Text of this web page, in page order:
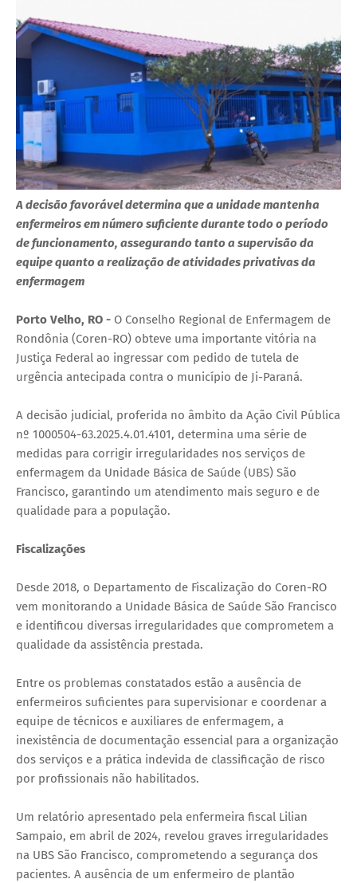
A decisão favorável determina que a unidade mantenha
enfermeiros em número suficiente durante todo o período
de funcionamento, assegurando tanto a supervisão da
equipe quanto a realização de atividades privativas da
enfermagem
Porto Velho, RO - O Conselho Regional de Enfermagem de
Rondônia (Coren-RO) obteve uma importante vitória na
Justiça Federal ao ingressar com pedido de tutela de
urgência antecipada contra o município de Ji-Paraná.
A decisão judicial, proferida no âmbito da Ação Civil Pública
nº 1000504-63.2025.4.01.4101, determina uma série de
medidas para corrigir irregularidades nos serviços de
enfermagem da Unidade Básica de Saúde (UBS) São
Francisco, garantindo um atendimento mais seguro e de
qualidade para a população.
Fiscalizações
Desde 2018, o Departamento de Fiscalização do Coren-RO
vem monitorando a Unidade Básica de Saúde São Francisco
e identificou diversas irregularidades que comprometem a
qualidade da assistência prestada.
Entre os problemas constatados estão a ausência de
enfermeiros suficientes para supervisionar e coordenar a
equipe de técnicos e auxiliares de enfermagem, a
inexistência de documentação essencial para a organização
dos serviços e a prática indevida de classificação de risco
por profissionais não habilitados.
Um relatório apresentado pela enfermeira fiscal Lilian
Sampaio, em abril de 2024, revelou graves irregularidades
na UBS São Francisco, comprometendo a segurança dos
pacientes. A ausência de um enfermeiro de plantão